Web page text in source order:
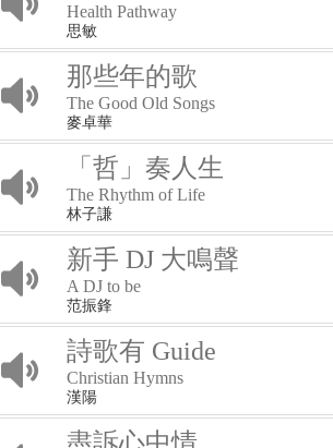
Health Pathway
思敏
那些年的歌
The Good Old Songs
麥卓華
「哲」奏人生
The Rhythm of Life
林子謙
新手 DJ 大鳴聲
A DJ to be
范振鋒
詩歌有 Guide
Christian Hymns
漢陽